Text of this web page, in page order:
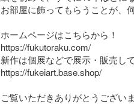
お部屋に飾ってもらうことが、
ホームページはこちらから！
https://fukutoraku.com/
新作は個展などで展示・販売して
https://fukeiart.base.shop/
ご覧いただきありがとうございま